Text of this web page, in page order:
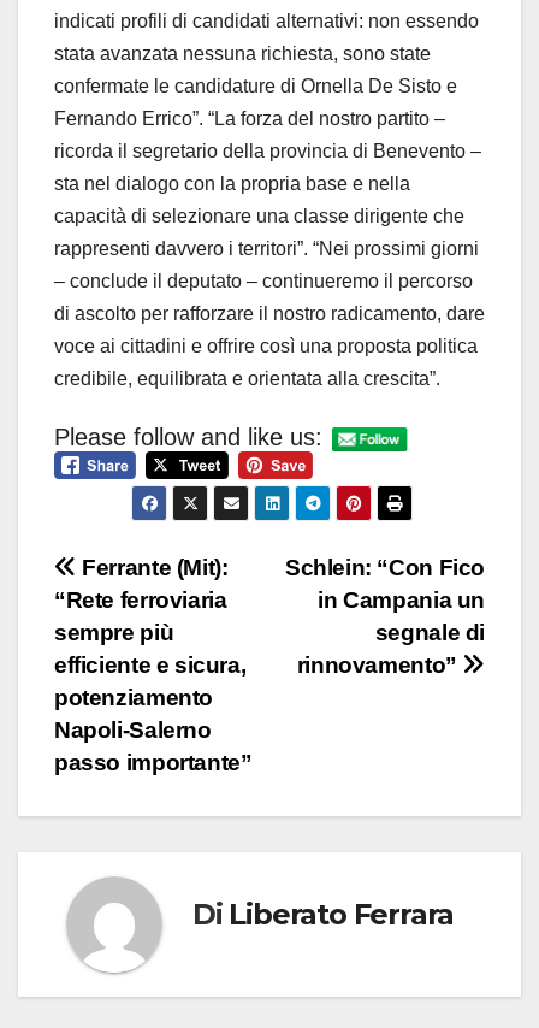
indicati profili di candidati alternativi: non essendo
stata avanzata nessuna richiesta, sono state
confermate le candidature di Ornella De Sisto e
Fernando Errico”. “La forza del nostro partito –
ricorda il segretario della provincia di Benevento –
sta nel dialogo con la propria base e nella
capacità di selezionare una classe dirigente che
rappresenti davvero i territori”. “Nei prossimi giorni
– conclude il deputato – continueremo il percorso
di ascolto per rafforzare il nostro radicamento, dare
voce ai cittadini e offrire così una proposta politica
credibile, equilibrata e orientata alla crescita”.
Please follow and like us:
Navigazione
articoli
Schlein: “Con Fico
in Campania un
segnale di
rinnovamento”
Ferrante (Mit):
“Rete ferroviaria
sempre più
efficiente e sicura,
potenziamento
Napoli-Salerno
passo importante”
Di Liberato Ferrara